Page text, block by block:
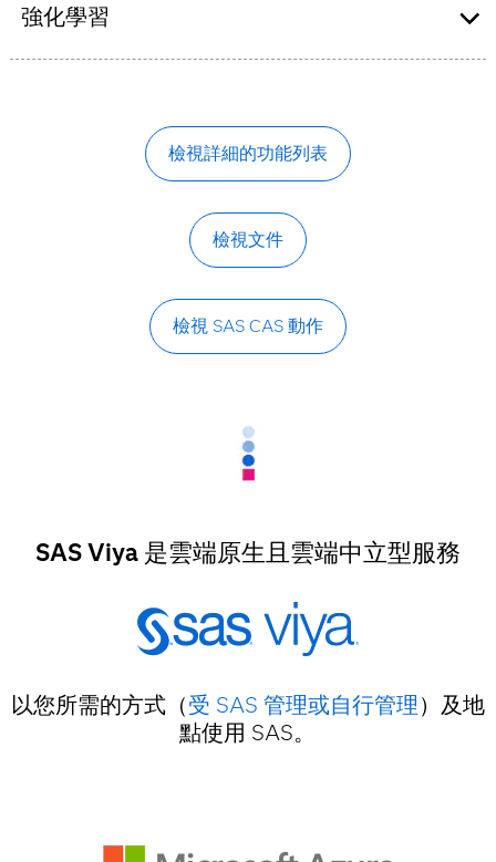
並分析影像。支援用於分析生物醫學影像 (包括註解影
強化學習
決循序決策制定問題，並支援自訂環境。
檢視詳細的功能列表
檢視文件
檢視 SAS CAS 動作
SAS Viya 是雲端原生且雲端中立型服務
以您所需的方式（受 SAS 管理或自行管理 ）及地
點使用 SAS。